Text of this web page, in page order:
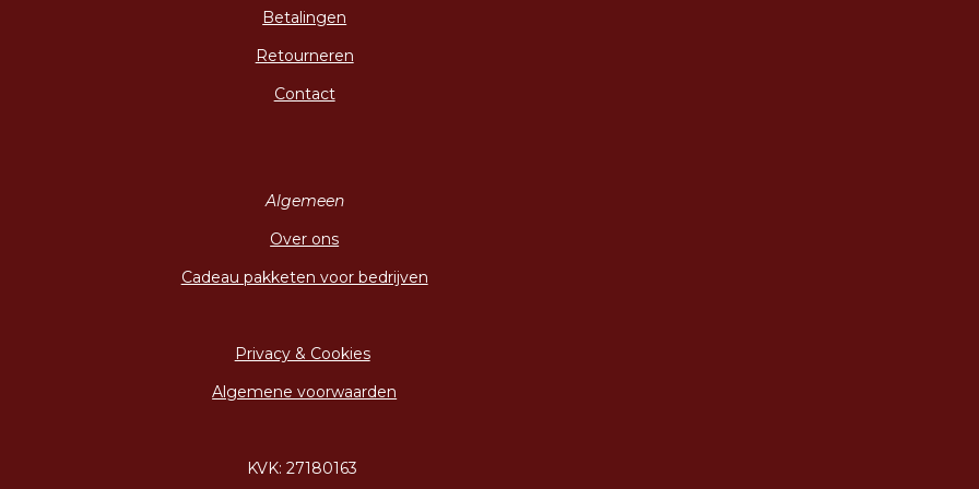
Betalingen
Retourneren
Contact
Algemeen
Over ons
Cadeau pakketen voor bedrijven
Privacy & Cookies
Algemene voorwaarden
KVK: 27180163